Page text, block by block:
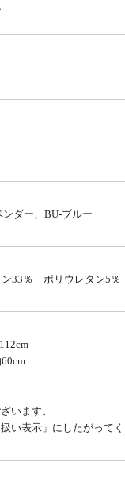
ダー、BU-ブルー
33％ ポリウレタン5％
います。
い表示」にしたがって